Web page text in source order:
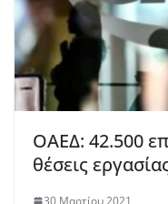
ΟΑΕΔ: 42.500
θέσεις